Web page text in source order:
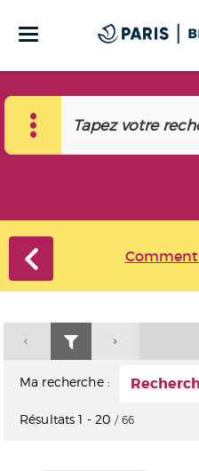
Comment
Ma recherche :
Résultats1 - 20 / 66